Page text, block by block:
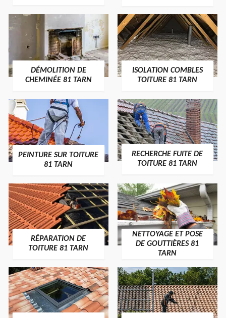
DÉMOLITION DE
CHEMINÉE 81 TARN
ISOLATION COMBLES
TOITURE 81 TARN
PEINTURE SUR TOITURE
81 TARN
RECHERCHE FUITE DE
TOITURE 81 TARN
RÉPARATION DE
TOITURE 81 TARN
NETTOYAGE ET POSE
DE GOUTTIÈRES 81
TARN